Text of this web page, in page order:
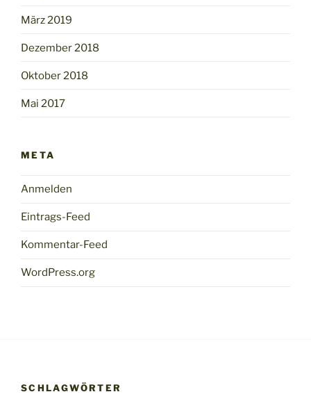
März 2019
Dezember 2018
Oktober 2018
Mai 2017
META
Anmelden
Eintrags-Feed
Kommentar-Feed
WordPress.org
SCHLAGWÖRTER